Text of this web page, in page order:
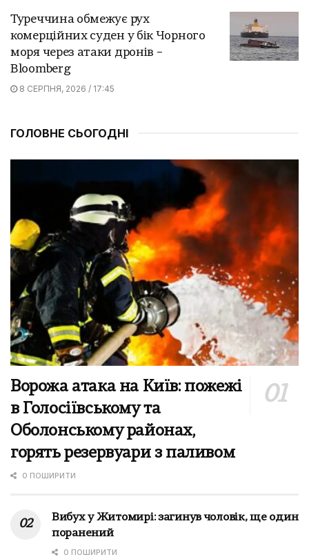
Туреччина обмежує рух
комерційних суден у бік Чорного
моря через атаки дронів –
Bloomberg
8 СЕРПНЯ, 2026 / 17:45
ГОЛОВНЕ СЬОГОДНІ
Ворожа атака на Київ: пожежі
в Голосіївському та
Оболонському районах,
горять резервуари з паливом
0 ПОШИРИТИ
Вибух у Житомирі: загинув чоловік, ще один
поранений
0 ПОШИРИТИ